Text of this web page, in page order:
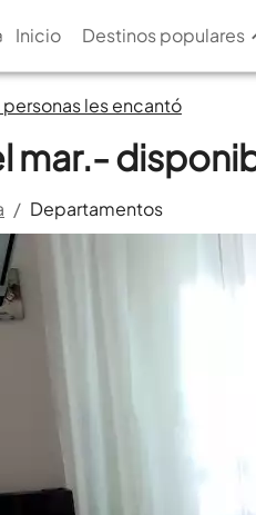
Inicio Destinos populares
personas les encantó
mar.-
/ Departamentos